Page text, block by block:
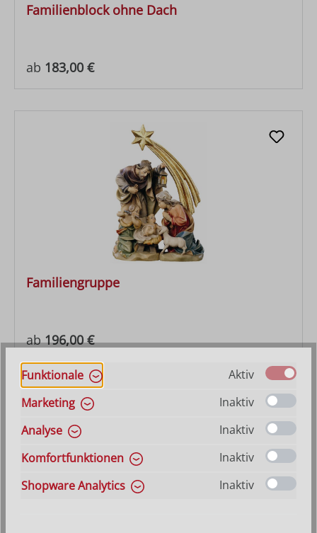
Familienblock ohne Dach
Regulärer Preis:
ab 183,00 €
Familiengruppe
Regulärer Preis:
ab196,00 €
Funktionale
Aktiv
Marketing
Inaktiv
Analyse
Inaktiv
Komfortfunktionen
Inaktiv
Shopware Analytics
Inaktiv